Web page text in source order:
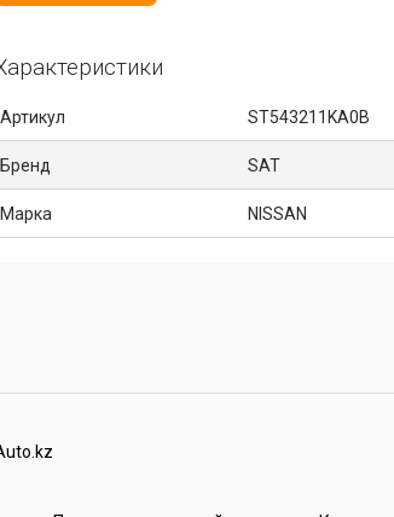
Артикул ST543211KA0B
Бренд SAT
Марка NISSAN